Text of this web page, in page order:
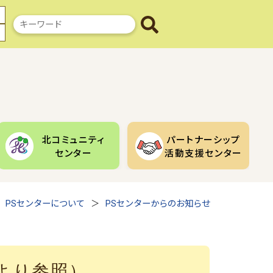
検
索
キ
北コミュニティ
センター
パートナーシップ
活動支援センター
PSセンターについて PSセンターからのお知らせ